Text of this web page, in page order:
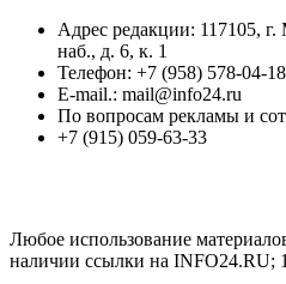
Адрес редакции: 117105,
наб., д. 6, к. 1
Телефон: +7 (958) 578-04-18
E-mail.: mail@info24.ru
По вопросам рекламы и
+7 (915) 059-63-33
Любое использование
наличии ссылки на INFO24.RU;